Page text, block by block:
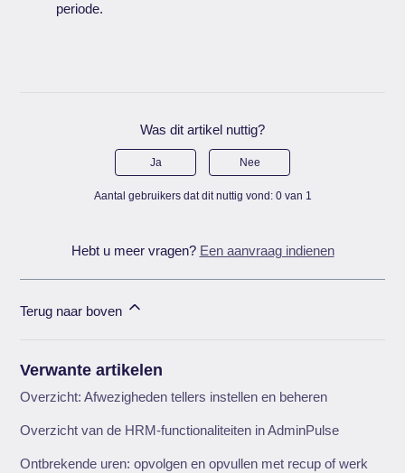
periode.
Was dit artikel nuttig?
Ja Nee
Aantal gebruikers dat dit nuttig vond: 0 van 1
Hebt u meer vragen? Een aanvraag indienen
Terug naar boven
Verwante artikelen
Overzicht: Afwezigheden tellers instellen en beheren
Overzicht van de HRM-functionaliteiten in AdminPulse
Ontbrekende uren: opvolgen en opvullen met recup of werk